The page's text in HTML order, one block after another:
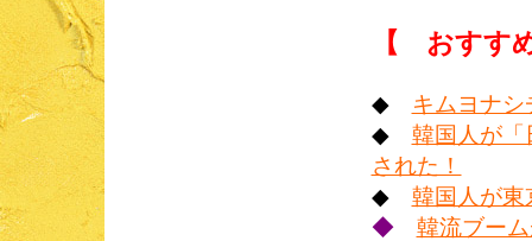
【 おす
◆
キムヨナ
◆ 韓国人が「
された！
◆ 韓国人が東
◆
韓流ブー